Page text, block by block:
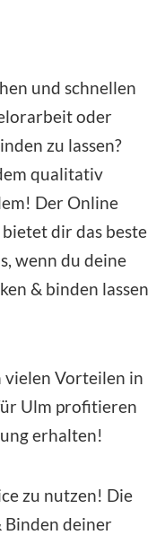
und schnellen
oder
zu lassen?
qualitativ
Der Online
dir das beste
wenn du deine
& binden lassen
vielen Vorteilen in
Ulm profitieren
erhalten!
zu nutzen! Die
Binden deiner